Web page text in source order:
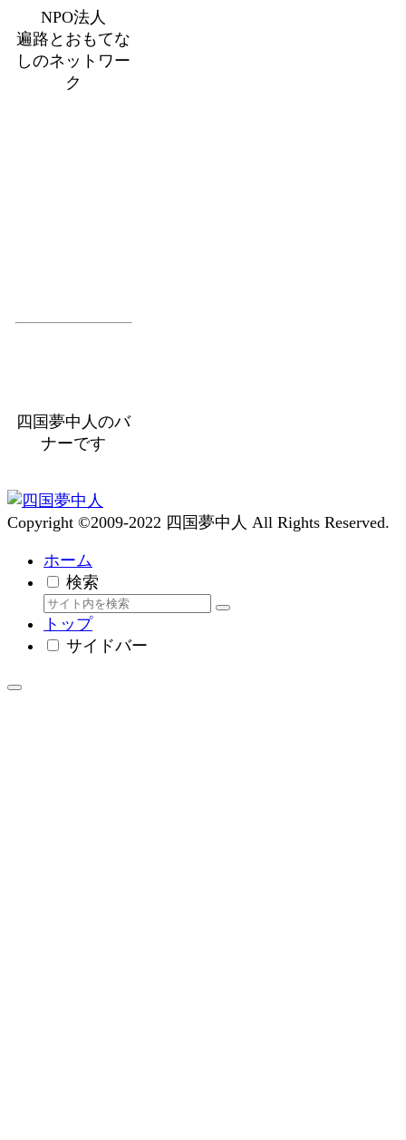
NPO法人
遍路とおもてな
しのネットワー
ク
四国夢中人のバ
ナーです
Copyright ©2009-2022 四国夢中人 All Rights Reserved.
ホーム
検索
トップ
サイドバー